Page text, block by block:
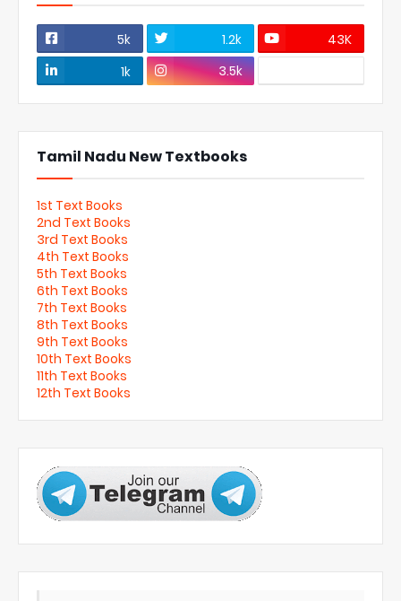
5k 1.2k
43K
1k
3.5k
Tamil Nadu New Textbooks
1st Text Books
2nd Text Books
3rd Text Books
4th Text Books
5th Text Books
6th Text Books
7th Text Books
8th Text Books
9th Text Books
10th Text Books
11th Text Books
12th Text Books